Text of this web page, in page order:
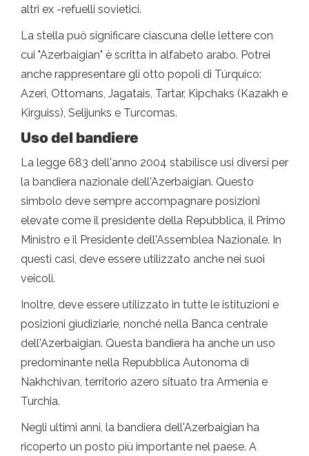
altri ex -refuelli sovietici.
La stella può significare ciascuna delle lettere con
cui "Azerbaigian" è scritta in alfabeto arabo. Potrei
anche rappresentare gli otto popoli di Túrquico:
Azeri, Ottomans, Jagatais, Tartar, Kipchaks (Kazakh e
Kirguiss), Selijunks e Turcomas.
Uso del bandiere
La legge 683 dell'anno 2004 stabilisce usi diversi per
la bandiera nazionale dell'Azerbaigian. Questo
simbolo deve sempre accompagnare posizioni
elevate come il presidente della Repubblica, il Primo
Ministro e il Presidente dell'Assemblea Nazionale. In
questi casi, deve essere utilizzato anche nei suoi
veicoli.
Inoltre, deve essere utilizzato in tutte le istituzioni e
posizioni giudiziarie, nonché nella Banca centrale
dell'Azerbaigian. Questa bandiera ha anche un uso
predominante nella Repubblica Autonoma di
Nakhchivan, territorio azero situato tra Armenia e
Turchia.
Negli ultimi anni, la bandiera dell'Azerbaigian ha
ricoperto un posto più importante nel paese. A